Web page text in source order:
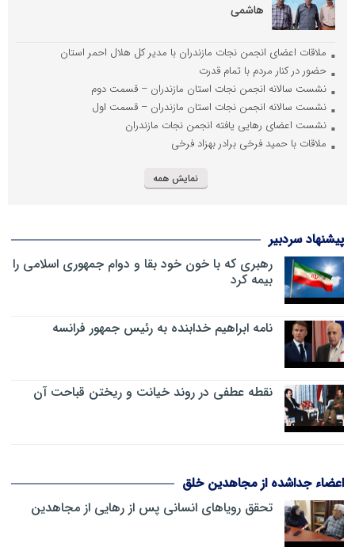
هاشمی
ملاقات اعضای انجمن نجات مازندران با مدیر کل هلال احمر استان
حضور در کنار مردم با تمام قدرت
نشست سالانه انجمن نجات استان مازندران – قسمت دوم
نشست سالانه انجمن نجات استان مازندران – قسمت اول
نشست اعضای رهایی یافته انجمن نجات مازندران
ملاقات با حمید فرخی برادر بهزاد فرخی
نمایش همه
پیشنهاد سردبیر
رهبری که با خون خود بقا و دوام جمهوری اسلامی را
بیمه کرد
نامه ابراهیم خدابنده به رئیس جمهور فرانسه
نقطه عطفی در روند خیانت و ریختن قباحت آن
اعضاء جداشده از مجاهدین خلق
تحقق رویاهای انسانی پس از رهایی از مجاهدین